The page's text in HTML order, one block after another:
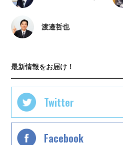
渡邉哲也
最新情報をお届け！
Twitter
Facebook